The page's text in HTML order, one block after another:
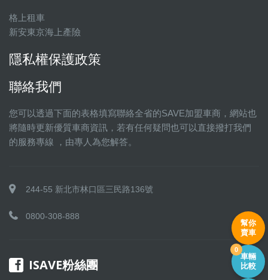
格上租車
新安東京海上產險
隱私權保護政策
聯絡我們
您可以透過下面的表格填寫聯絡全省的SAVE加盟車商，網站也
將隨時更新優質車商資訊，若有任何疑問也可以直接撥打我們
的服務專線 ，由專人為您解答。
244-55 新北市林口區三民路136號
0800-308-888
ISAVE粉絲團
幫你
賣車
車輛
比較
0